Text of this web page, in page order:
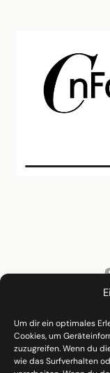
Um dir ein optimales
Cookies, um
zuzugreifen. Wenn du
wie das Surfverhalten